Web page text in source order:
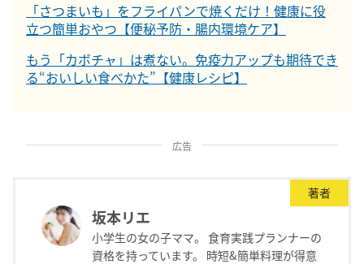
「さつまいも」をフライパンで焼くだけ！健康に役
立つ簡単おやつ【便秘予防・腸内環境ケア】
もう「カボチャ」は煮ない。免疫力アップも期待でき
る“おいしい食べかた”【健康レシピ】
広告
著者
坂本リエ
小学生の女の子ママ。 食育実践プランナーの
資格を持っています。 時短&簡単料理が得意